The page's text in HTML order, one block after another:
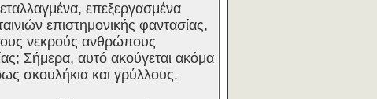
επεξεργασμένα
επιστημονικής φαντασίας,
νεκρούς ανθρώπους
Σήμερα, αυτό ακούγεται ακόμα
σκουλήκια και γρύλλους.